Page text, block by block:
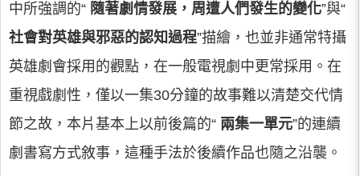
中所強調的“ 隨著劇情發展，周遭人們發生的變化”與“
社會對英雄與邪惡的認知過程”描繪，也並非通常特攝
英雄劇會採用的觀點，在一般電視劇中更常採用。在
重視戲劇性，僅以一集30分鐘的故事難以清楚交代情
節之故，本片基本上以前後篇的“ 兩集一單元”的連續
劇書寫方式敘事，這種手法於後續作品也隨之沿襲。